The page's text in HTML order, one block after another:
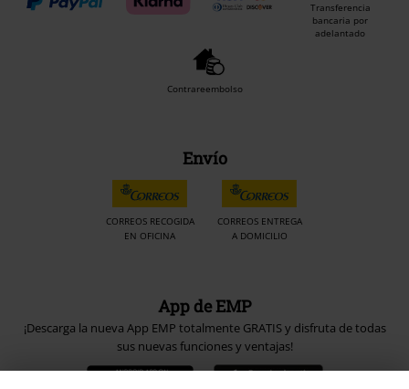
Transferencia
bancaria por
adelantado
Contrareembolso
Envío
CORREOS RECOGIDA
EN OFICINA
CORREOS ENTREGA
A DOMICILIO
App de EMP
¡Descarga la nueva App EMP totalmente GRATIS y disfruta de todas
sus nuevas funciones y ventajas!